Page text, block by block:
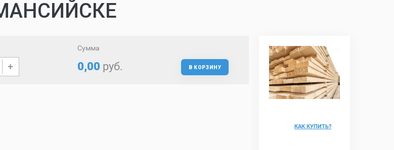
Сумма
0,00 руб. В КОРЗИНУ
КАК КУПИТЬ?